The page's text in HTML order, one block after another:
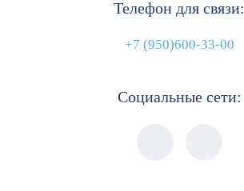
Телефон для связи:
+7 (950)600-33-00
Социальные сети: